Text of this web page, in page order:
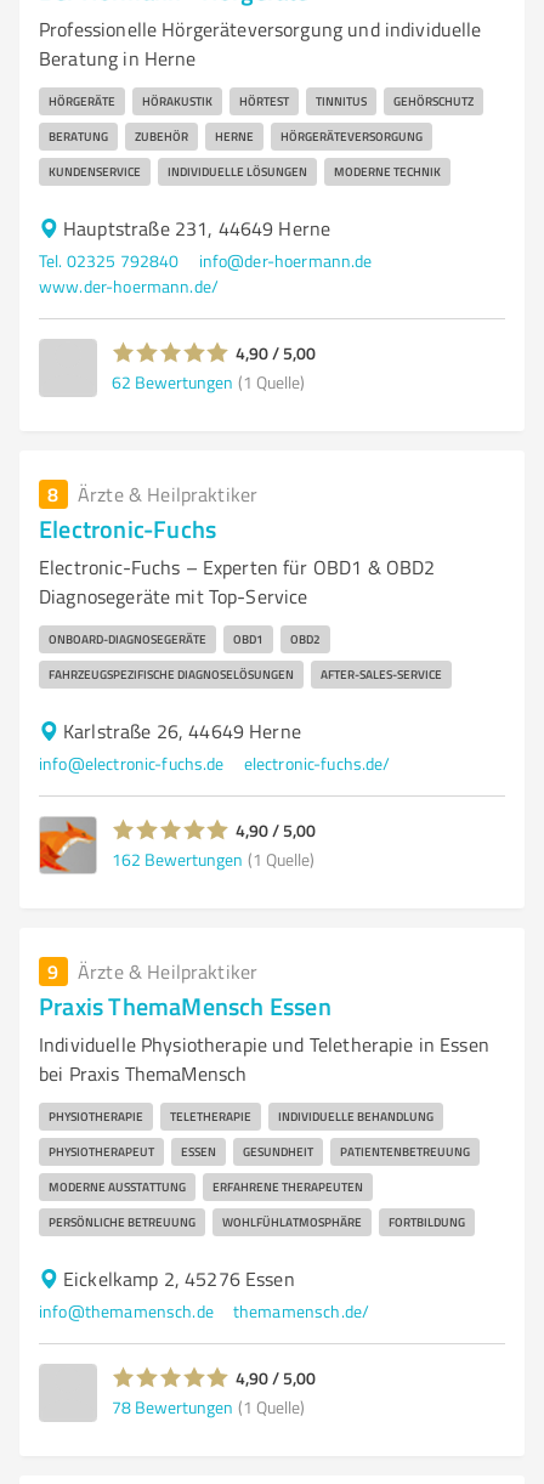
Professionelle Hörgeräteversorgung und individuelle
Beratung in Herne
HÖRGERÄTE HÖRAKUSTIK HÖRTEST TINNITUS GEHÖRSCHUTZ
BERATUNG ZUBEHÖR HERNE HÖRGERÄTEVERSORGUNG
KUNDENSERVICE INDIVIDUELLE LÖSUNGEN MODERNE TECHNIK
Hauptstraße 231, 44649 Herne
Tel. 02325 792840
info@der-hoermann.de
www.der-hoermann.de/
4,90 / 5,00
62 Bewertungen (1 Quelle)
8 Ärzte & Heilpraktiker
Electronic-Fuchs
Electronic-Fuchs – Experten für OBD1 & OBD2
Diagnosegeräte mit Top-Service
ONBOARD-DIAGNOSEGERÄTE OBD1 OBD2
FAHRZEUGSPEZIFISCHE DIAGNOSELÖSUNGEN AFTER-SALES-SERVICE
Karlstraße 26, 44649 Herne
info@electronic-fuchs.de electronic-fuchs.de/
4,90 / 5,00
162 Bewertungen (1 Quelle)
9 Ärzte & Heilpraktiker
Praxis ThemaMensch Essen
Individuelle Physiotherapie und Teletherapie in Essen
bei Praxis ThemaMensch
PHYSIOTHERAPIE TELETHERAPIE INDIVIDUELLE BEHANDLUNG
PHYSIOTHERAPEUT ESSEN GESUNDHEIT PATIENTENBETREUUNG
MODERNE AUSSTATTUNG ERFAHRENE THERAPEUTEN
PERSÖNLICHE BETREUUNG WOHLFÜHLATMOSPHÄRE FORTBILDUNG
Eickelkamp 2, 45276 Essen
info@themamensch.de themamensch.de/
4,90 / 5,00
78 Bewertungen (1 Quelle)